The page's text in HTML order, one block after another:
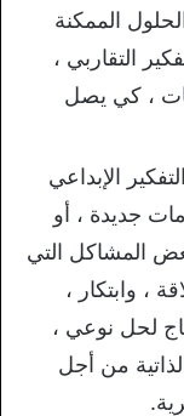
الممكنة
التقاربي ،
، كي يصل
الإبداعي
جديدة ، أو
المشاكل التي
، وابتكار ،
لحل نوعي ،
من أجل